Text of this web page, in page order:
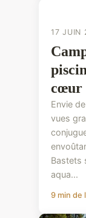
17 JUIN
cœur
Envie
vues
Bastets
aqua...
9 min de